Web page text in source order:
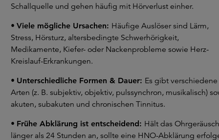
Schallquelle und gehen häufig mit Hörverlust einher.
• Viele mögliche Ursachen: Häufige Auslöser sind Lärm,
Stress, Hörsturz, altersbedingte Schwerhörigkeit,
Medikamente, Kiefer- oder Nackenprobleme sowie Herz-
Kreislauf-Erkrankungen.
• Unterschiedliche Formen & Dauer: Es gibt verschiedene
Arten (z. B. subjektiv, objektiv, pulssynchron, musikalisch)
akuten, subakuten und chronischen Tinnitus.
• Frühe Abklärung ist entscheidend: Hält das Ohrgeräusch
länger als 24 Stunden an, sollte eine HNO-Abklärung